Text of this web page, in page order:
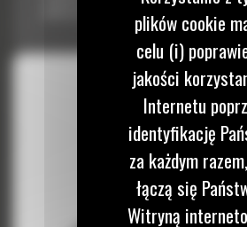
podczas transportowania skał.plików cookie
celu (i)
jakości
Internetu
identyfikację
za każdym
łączą się
Witryną